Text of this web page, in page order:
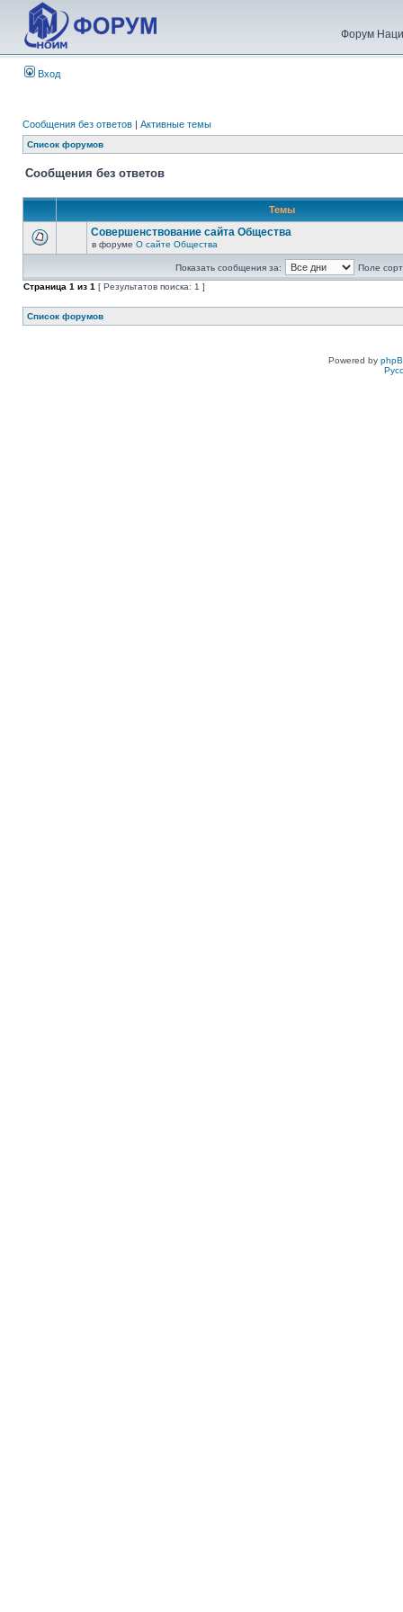
Форум
Вход
Сообщения без ответов | Активные темы
Список форумов
Сообщения без ответов
Темы
Совершенствование сайта Общества
в форуме О сайте Общества
Показать сообщения за:
Поле
Страница 1 из 1 [ Результатов поиска: 1 ]
Список форумов
Powered by